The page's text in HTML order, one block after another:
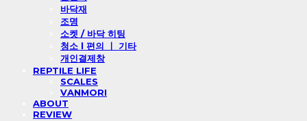
바닥재
조명
소켓 / 바닥 히팅
청소 l 편의 ㅣ 기타
개인결제창
REPTILE LIFE
SCALES
VANMORI
ABOUT
REVIEW